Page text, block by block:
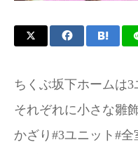
ちくぶ坂下ホームは
それぞれに小さな雛
かざり#3ユニット#全